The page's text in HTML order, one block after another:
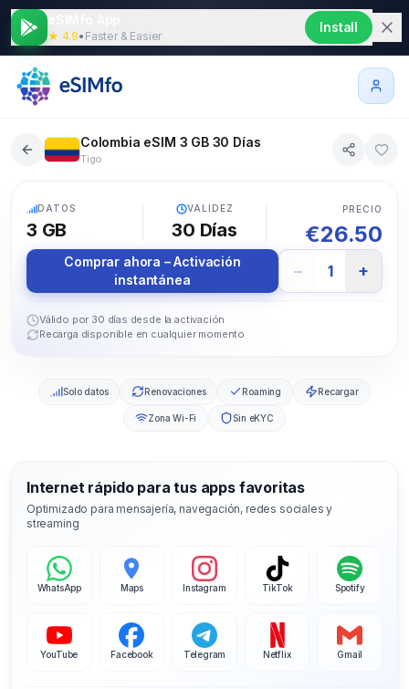
★ 4.9• Faster & Easier
Install
Colombia eSIM 3 GB 30 Días
Tigo
DATOS
3 GB
VALIDEZ
30 Días
PRECIO
€26.50
Comprar ahora – Activación
instantánea
− 1 +
Válido por 30 días desde la activación
Recarga disponible en cualquier momento
Solo datos Renovaciones Roaming Recargar
Zona Wi-Fi Sin eKYC
Internet rápido para tus apps favoritas
Optimizado para mensajería, navegación, redes sociales y
streaming
WhatsApp Maps Instagram TikTok Spotify
YouTube Facebook Telegram Netflix Gmail